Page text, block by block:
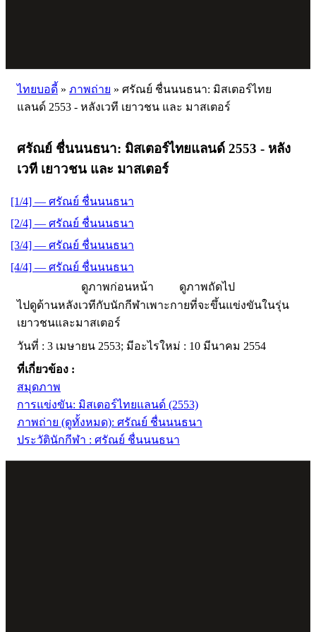
ไทยบอดี้ » ภาพถ่าย » ศรัณย์ ชื่นนนธนา: มิสเตอร์ไทย
แลนด์ 2553 - หลังเวที เยาวชน และ มาสเตอร์
ศรัณย์ ชื่นนนธนา: มิสเตอร์ไทยแลนด์ 2553 - หลัง
เวที เยาวชน และ มาสเตอร์
[1/4] — ศรัณย์ ชื่นนนธนา
[2/4] — ศรัณย์ ชื่นนนธนา
[3/4] — ศรัณย์ ชื่นนนธนา
[4/4] — ศรัณย์ ชื่นนนธนา
ดูภาพก่อนหน้า
ดูภาพถัดไป
ไปดูด้านหลังเวทีกับนักกีฬาเพาะกายที่จะขึ้นแข่งขันในรุ่น
เยาวชนและมาสเตอร์
วันที่ : 3 เมษายน 2553; มีอะไรใหม่ : 10 มีนาคม 2554
ที่เกี่ยวข้อง :
สมุดภาพ
การแข่งขัน: มิสเตอร์ไทยแลนด์ (2553)
ภาพถ่าย (ดูทั้งหมด): ศรัณย์ ชื่นนนธนา
ประวัตินักกีฬา : ศรัณย์ ชื่นนนธนา